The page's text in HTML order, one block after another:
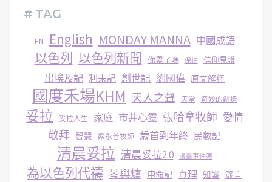
# TAG
EN English MONDAY MANNA 中國成語
以色列 以色列新聞 你累了嗎 保捷 信仰見證
出埃及記 利未記 創世記 劉國偉 原文解經
國度禾場KHM 天人之聲 天堂 奇妙的創造
妥拉 妥拉人生 家庭 市井心靈 張哈拿牧師 愛情
敬拜 智慧 梁永善牧師 歳首到年終 民數記
清晨妥拉 清晨妥拉2.0 漫畫事件簿
為以色列代禱 琴與爐 申命記 真理 知識 箴言